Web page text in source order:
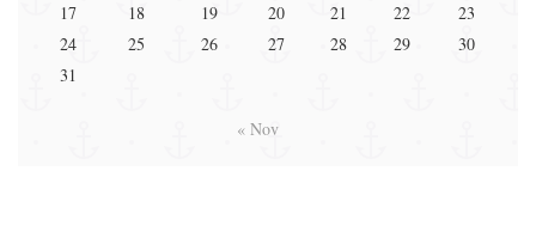
17
18 19 20 21 22
23
24
25 26 27 28 29
30
31
« Nov